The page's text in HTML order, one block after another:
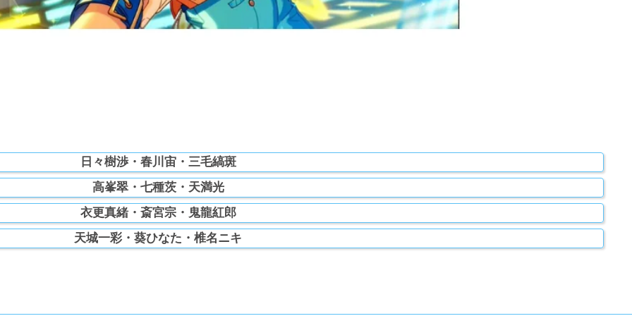
日々樹渉・春川宙・三毛縞斑
高峯翠・七種茨・天満光
衣更真緒・斎宮宗・鬼龍紅郎
天城一彩・葵ひなた・椎名ニキ